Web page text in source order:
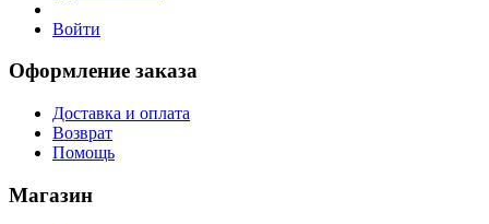
Войти
Оформление заказа
Доставка и оплата
Возврат
Помощь
Магазин